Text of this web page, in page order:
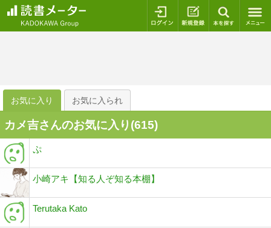
ログイン 新規登録
お気に入り お気に入られ
カメ吉さんのお気に入り(615)
ぷ
小崎アキ【知る人ぞ知る本棚】
Terutaka Kato